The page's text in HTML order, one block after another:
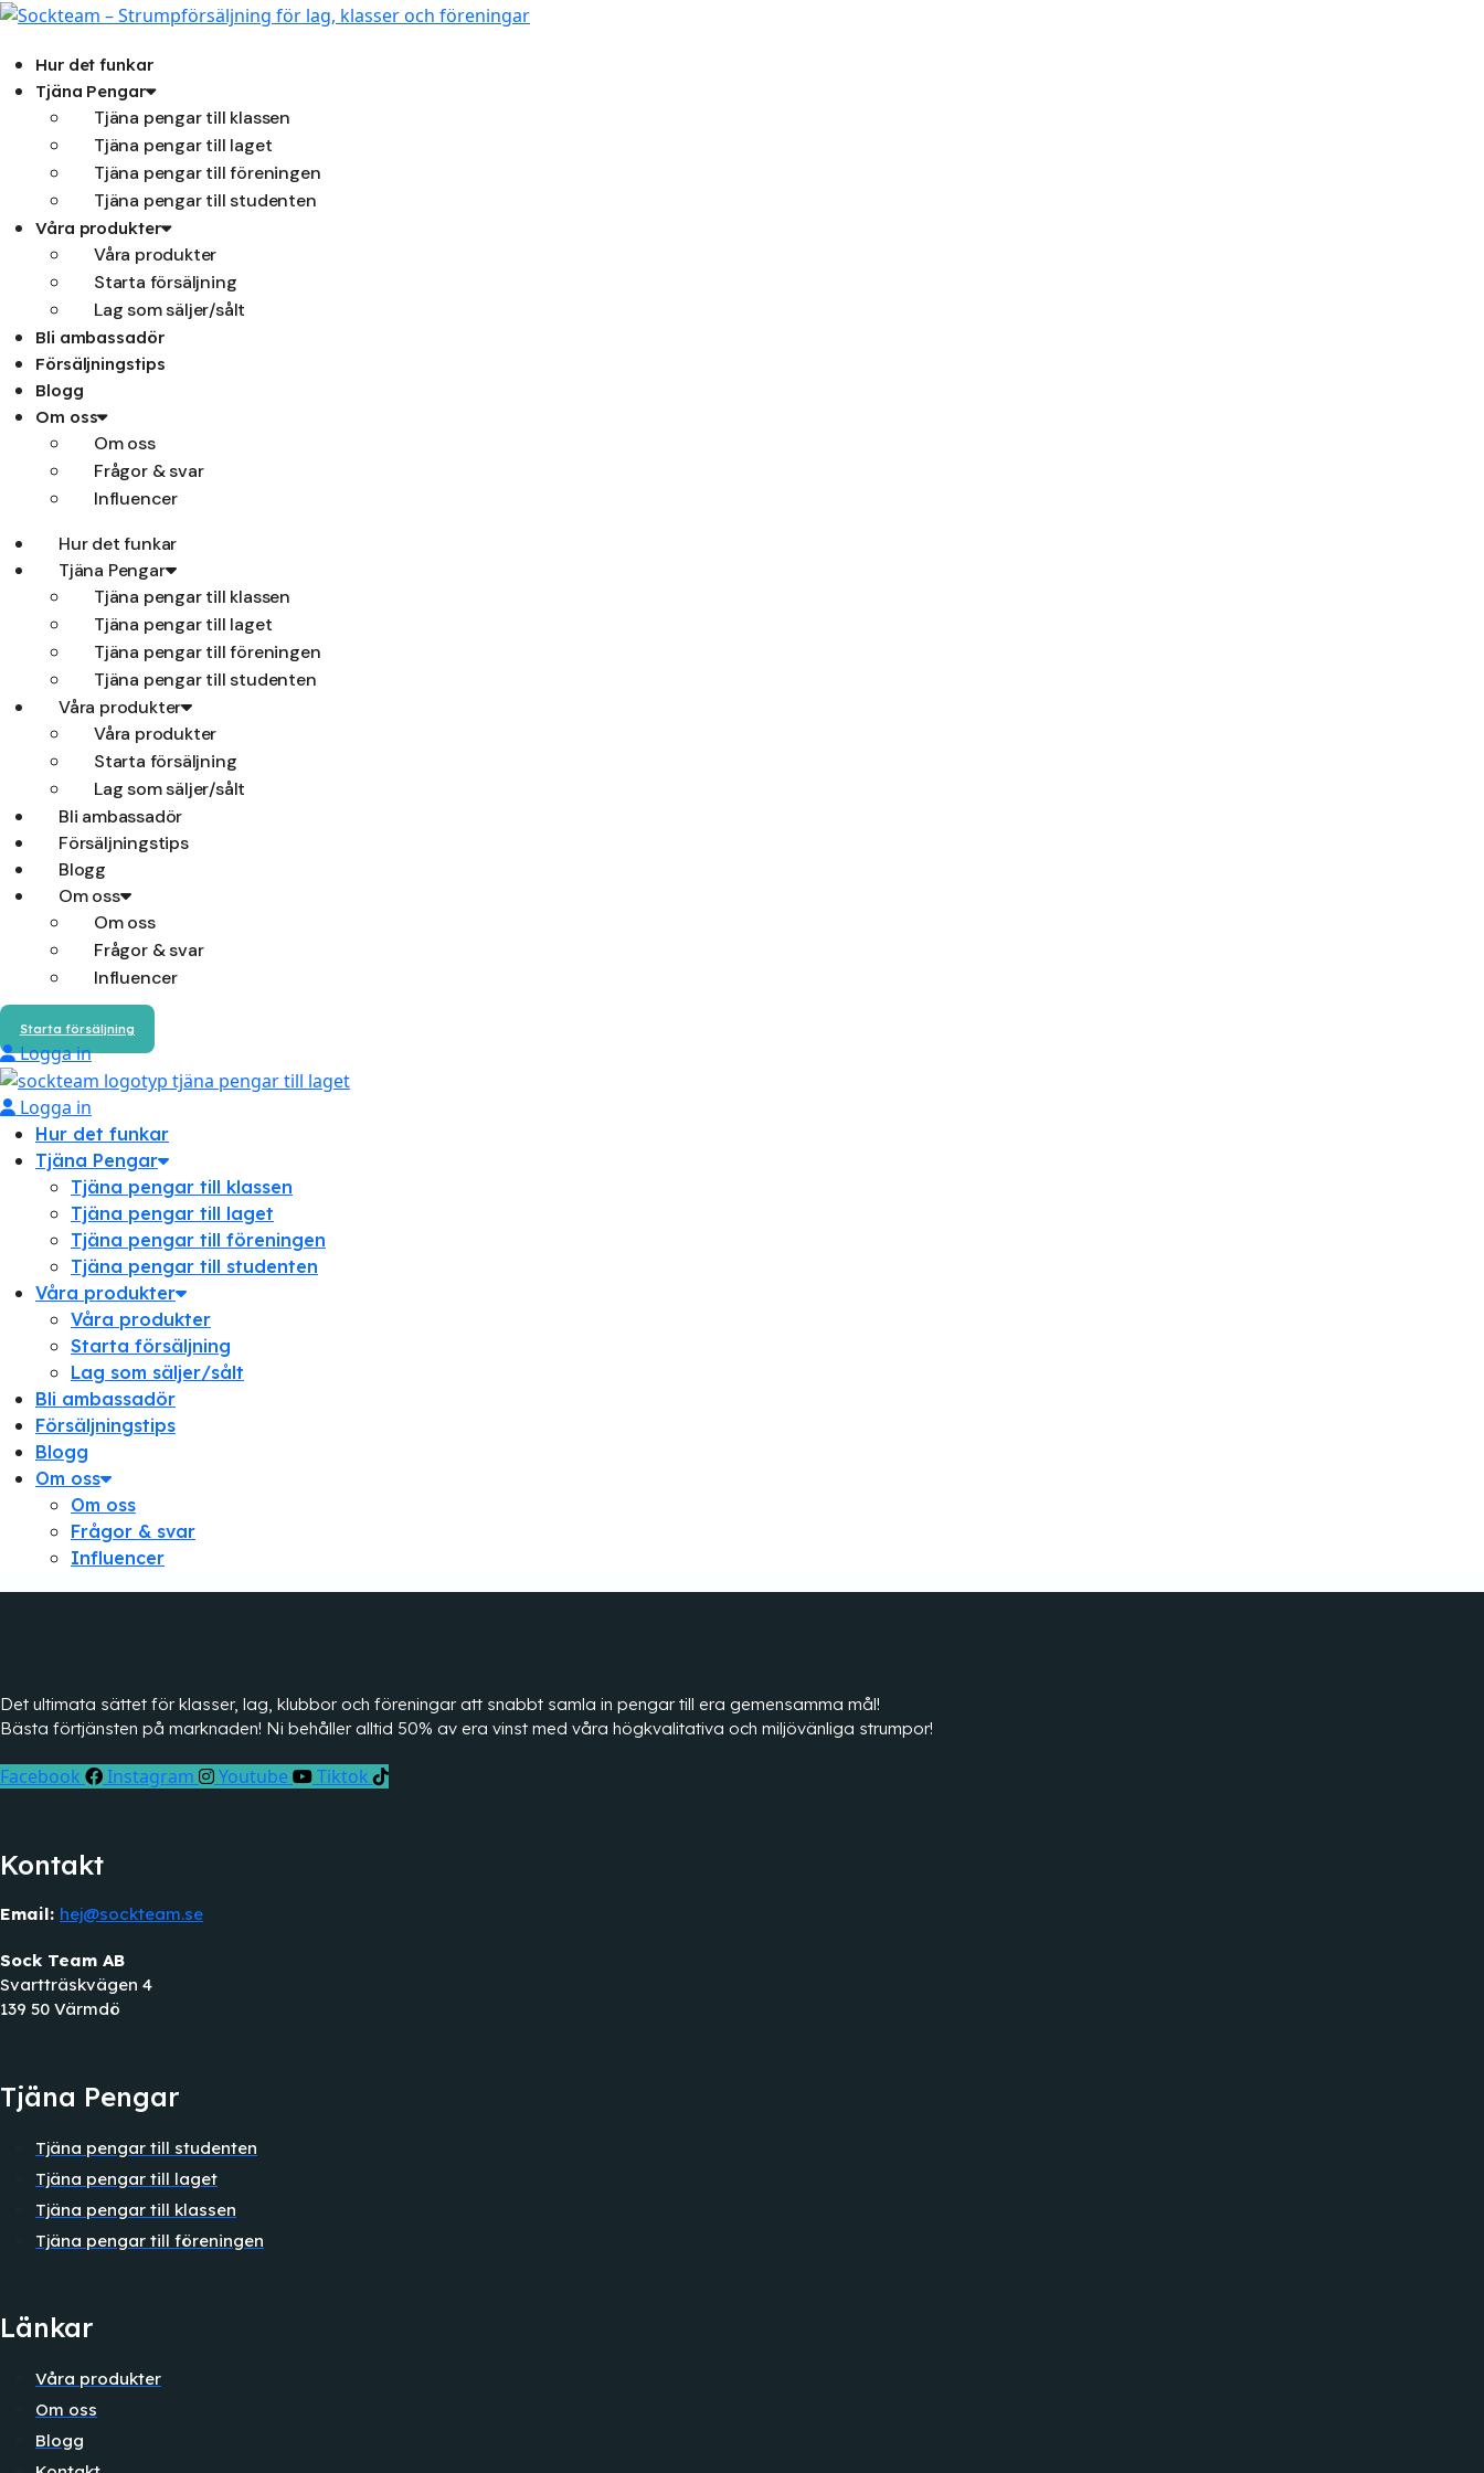
Hoppa
innehållHur det funkar
Tjäna Pengar
Tjäna pengar till klassen
Tjäna pengar till laget
Tjäna pengar till föreningen
Tjäna pengar till studenten
Våra produkter
Våra produkter
Starta försäljning
Lag som säljer/sålt
Bli ambassadör
Försäljningstips
Blogg
Om oss
Om oss
Frågor & svar
Influencer
Hur det funkar
Tjäna Pengar
Tjäna pengar till klassen
Tjäna pengar till laget
Tjäna pengar till föreningen
Tjäna pengar till studenten
Våra produkter
Våra produkter
Starta försäljning
Lag som säljer/sålt
Bli ambassadör
Försäljningstips
Blogg
Om oss
Om oss
Frågor & svar
Influencer
Starta försäljning
Logga in
Logga in
Hur det funkar
Tjäna Pengar
Tjäna pengar till klassen
Tjäna pengar till laget
Tjäna pengar till föreningen
Tjäna pengar till studenten
Våra produkter
Våra produkter
Starta försäljning
Lag som säljer/sålt
Bli ambassadör
Försäljningstips
Blogg
Om oss
Om oss
Frågor & svar
Influencer
Det ultimata sättet för klasser, lag, klubbor och föreningar att snabbt samla in pengar till era gemensamma mål!
Bästa förtjänsten på marknaden! Ni behåller alltid 50% av era vinst med våra högkvalitativa och miljövänliga strumpor!
Facebook Instagram Youtube Tiktok
Kontakt
Email: hej@sockteam.se
Sock Team AB
Svartträskvägen 4
139 50 Värmdö
Tjäna Pengar
Tjäna pengar till studenten
Tjäna pengar till laget
Tjäna pengar till klassen
Tjäna pengar till föreningen
Länkar
Våra produkter
Om oss
Blogg